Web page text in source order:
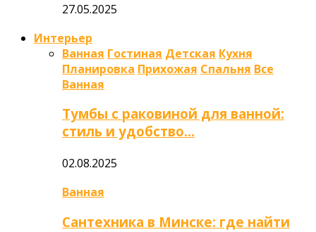
27.05.2025
Интерьер
Ванная Гостиная Детская Кухня
Планировка Прихожая Спальня Все
Ванная
Тумбы с раковиной для ванной:
стиль и удобство…
02.08.2025
Ванная
Сантехника в Минске: где найти